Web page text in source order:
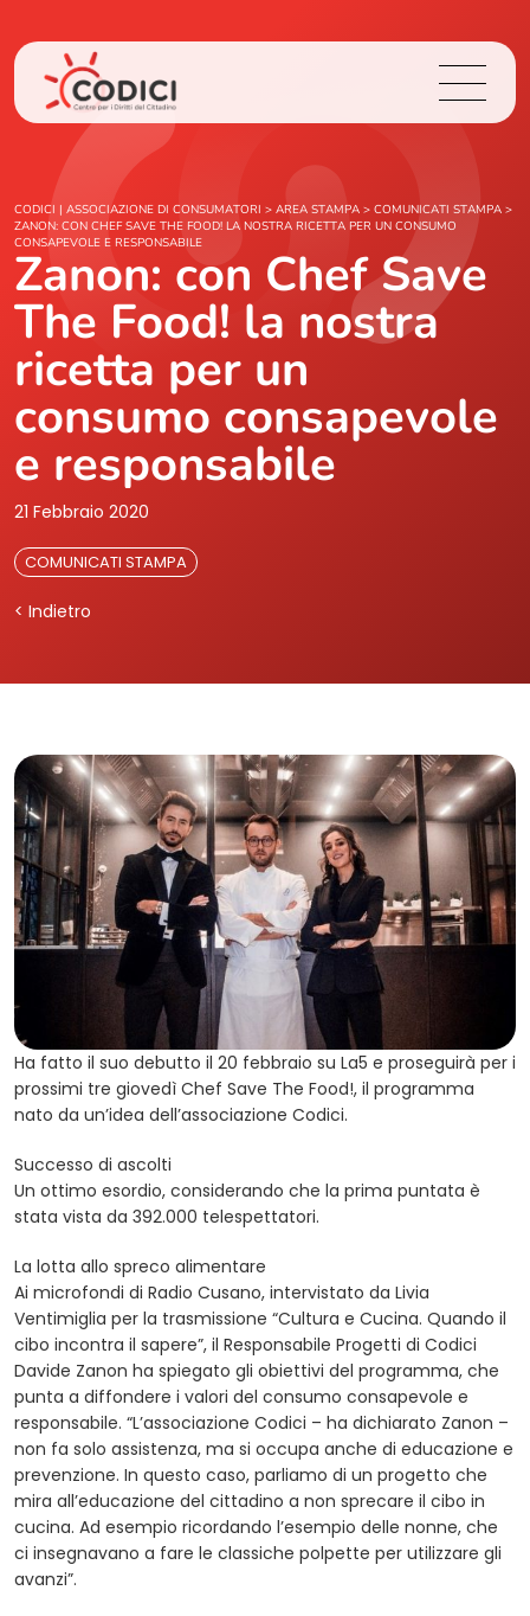
Chi Siamo
Cosa Facciamo
Area Stampa
Contatti
Login
CODICI | ASSOCIAZIONE DI CONSUMATORI > AREA STAMPA > COMUNICATI STAMPA >
ZANON: CON CHEF SAVE THE FOOD! LA NOSTRA RICETTA PER UN CONSUMO
CONSAPEVOLE E RESPONSABILE
Zanon: con Chef Save
The Food! la nostra
ricetta per un
consumo consapevole
e responsabile
21 Febbraio 2020
COMUNICATI STAMPA
< Indietro
Ha fatto il suo debutto il 20 febbraio su La5 e proseguirà per i
prossimi tre giovedì Chef Save The Food!, il programma
nato da un’idea dell’associazione Codici.
Successo di ascolti
Un ottimo esordio, considerando che la prima puntata è
stata vista da 392.000 telespettatori.
La lotta allo spreco alimentare
Ai microfondi di Radio Cusano, intervistato da Livia
Ventimiglia per la trasmissione “Cultura e Cucina. Quando il
cibo incontra il sapere”, il Responsabile Progetti di Codici
Davide Zanon ha spiegato gli obiettivi del programma, che
punta a diffondere i valori del consumo consapevole e
responsabile. “L’associazione Codici – ha dichiarato Zanon –
non fa solo assistenza, ma si occupa anche di educazione e
prevenzione. In questo caso, parliamo di un progetto che
mira all’educazione del cittadino a non sprecare il cibo in
cucina. Ad esempio ricordando l’esempio delle nonne, che
ci insegnavano a fare le classiche polpette per utilizzare gli
avanzi”.